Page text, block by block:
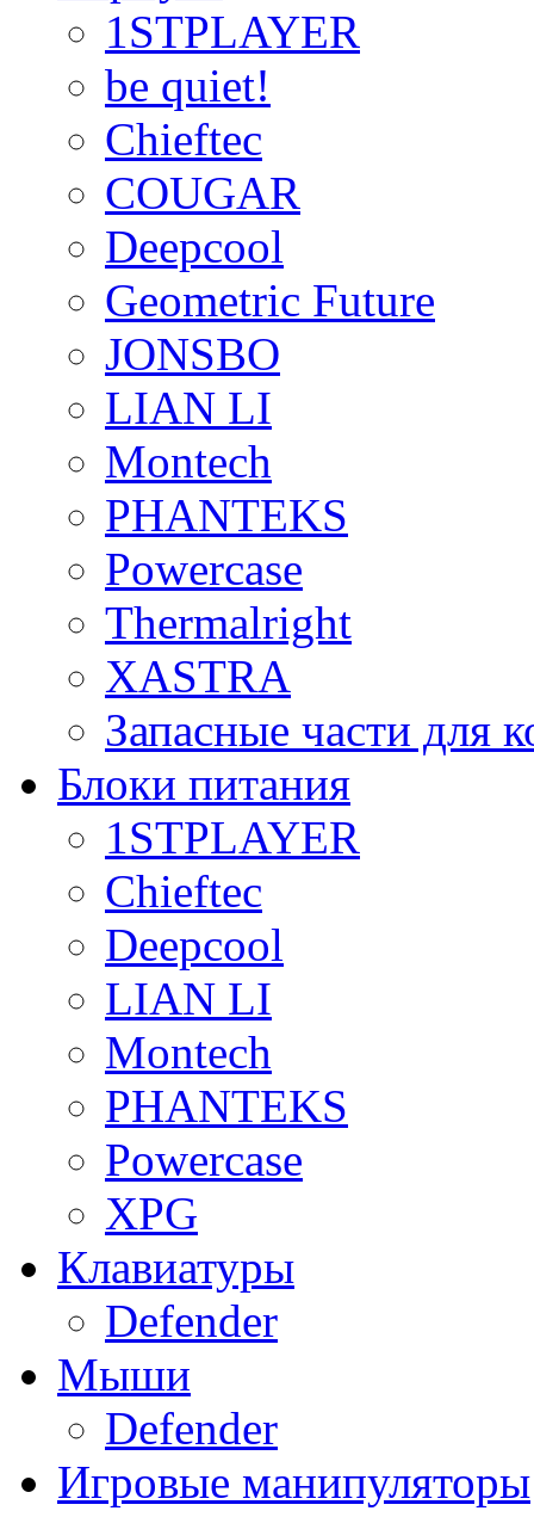
1STPLAYER
be quiet!
Chieftec
COUGAR
Deepcool
Geometric Future
JONSBO
LIAN LI
Montech
PHANTEKS
Powercase
Thermalright
XASTRA
Запасные части для
Блоки питания
1STPLAYER
Chieftec
Deepcool
LIAN LI
Montech
PHANTEKS
Powercase
XPG
Клавиатуры
Defender
Мыши
Defender
Игровые манипуляторы